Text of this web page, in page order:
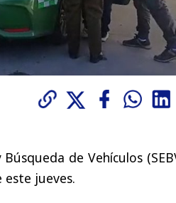
de Vehículos
jueves.